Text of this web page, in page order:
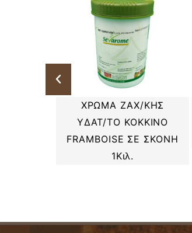
ΧΡΩΜΑ ΖΑΧ/ΚΗΣ
ΥΔΑΤ/ΤΟ ΚΟΚΚΙΝΟ
FRAMBOISE ΣΕ ΣΚΟΝΗ
1Κιλ.